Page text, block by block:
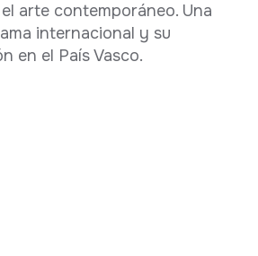
arte contemporáneo. Una
internacional y su
en el País Vasco.